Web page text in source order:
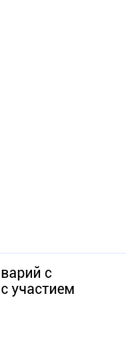
с
участием